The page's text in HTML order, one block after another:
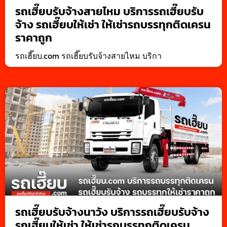
รถเฮี๊ยบรับจ้างสายไหม บริการรถเฮี๊ยบรับ
จ้าง รถเฮี๊ยบให้เช่า ให้เช่ารถบรรทุกติดเครน
ราคาถูก
รถเฮี๊ยบ.com รถเฮี๊ยบรับจ้างสายไหม บริกา
รถเฮี๊ยบรับจ้างนาวัง บริการรถเฮี๊ยบรับจ้าง